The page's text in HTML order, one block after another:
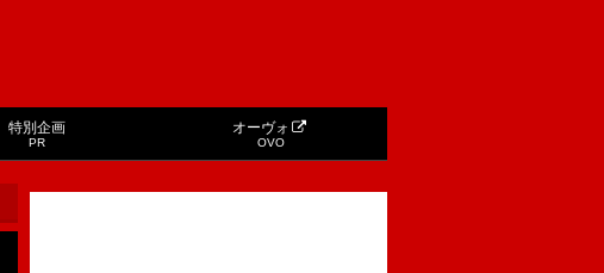
特別企画
PR
オーヴォ
OVO